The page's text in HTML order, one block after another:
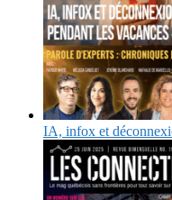
IA, infox et